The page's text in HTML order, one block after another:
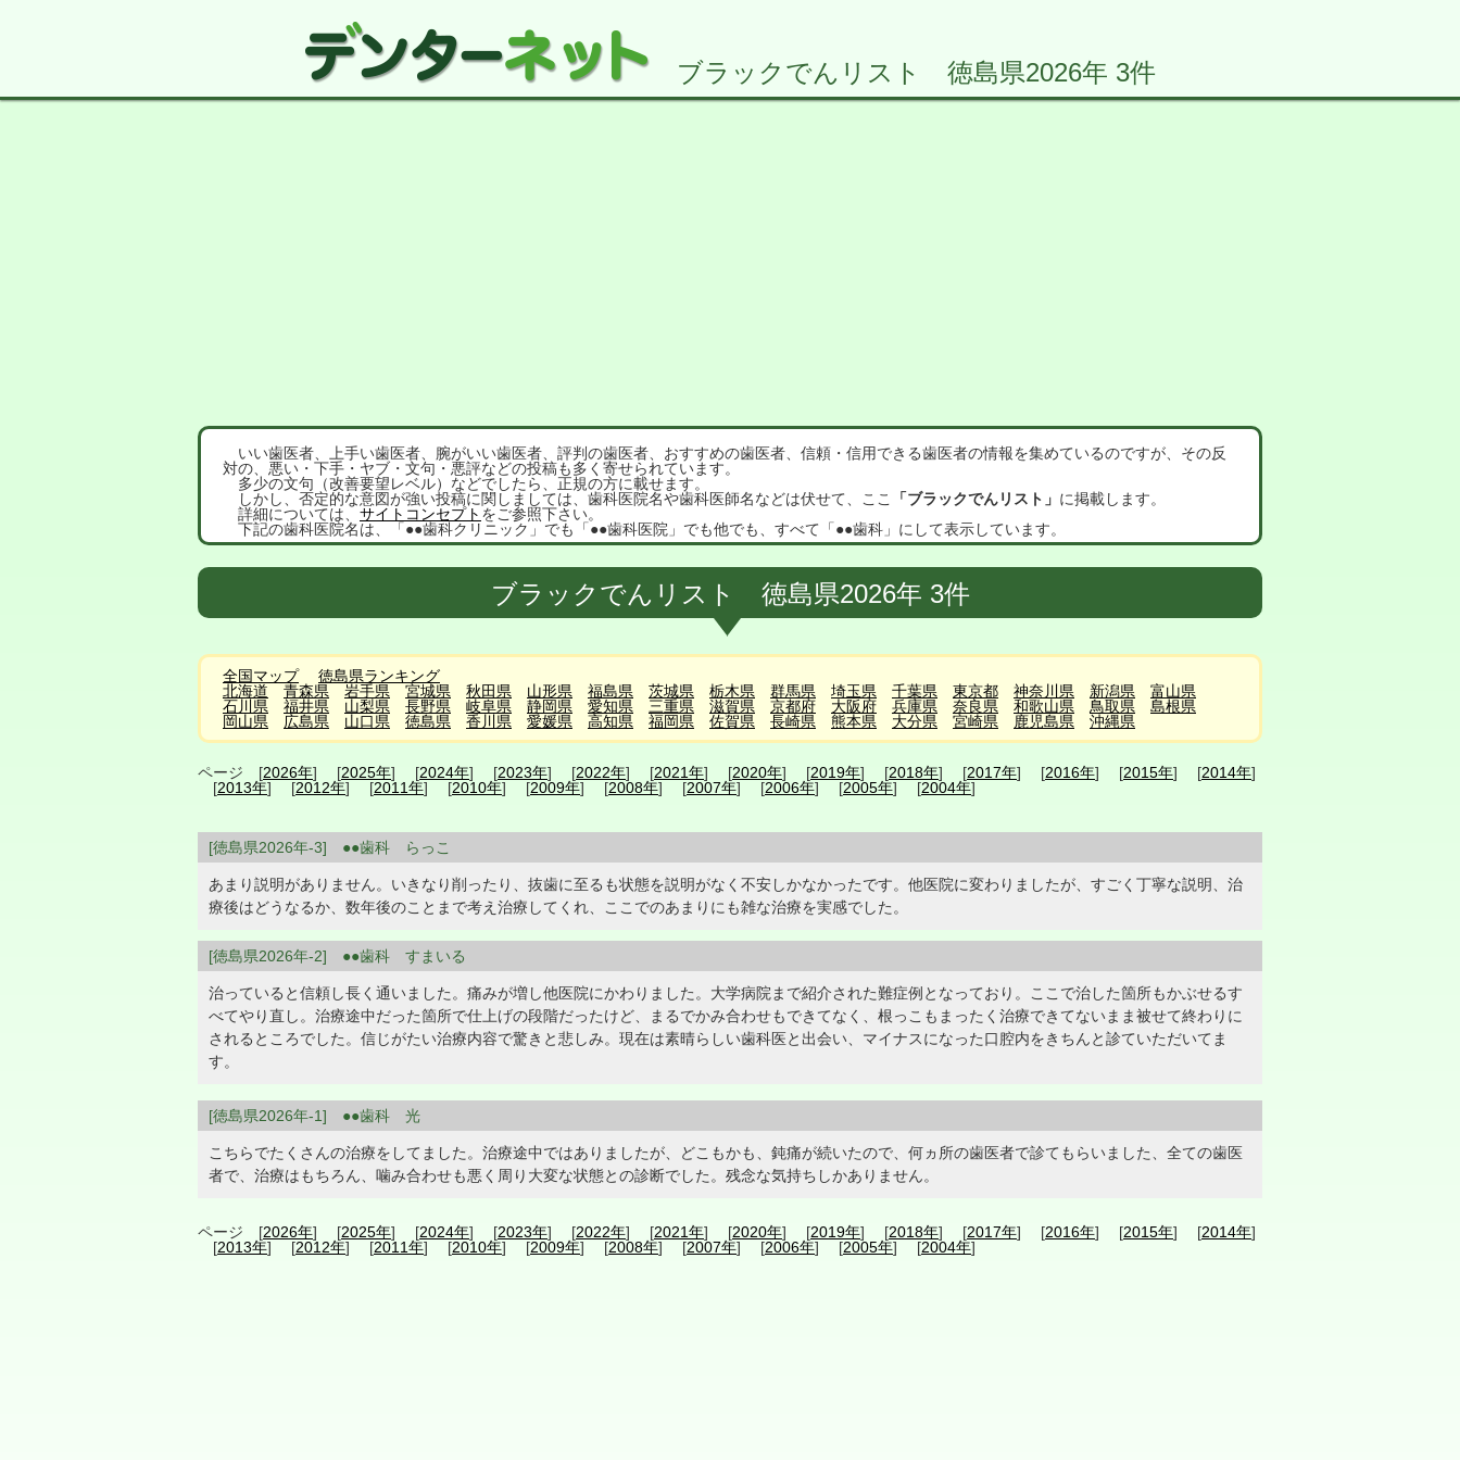
ブラックでんリスト 徳島県2026年 3件
いい歯医者、上手い歯医者、腕がいい歯医者、評判の歯医者、おすすめの歯医者、信頼・信用できる歯医者の情報を集めているのですが、その反
対の、悪い・下手・ヤブ・文句・悪評などの投稿も多く寄せられています。
多少の文句（改善要望レベル）などでしたら、正規の方に載せます。
しかし、否定的な意図が強い投稿に関しましては、歯科医院名や歯科医師名などは伏せて、ここ
「ブラックでんリスト」 に掲載します。
詳細については、 サイトコンセプト をご参照下さい。
下記の歯科医院名は、「●●歯科クリニック」でも「●●歯科医院」でも他でも、すべて「●●歯科」にして表示しています。
ブラックでんリスト 徳島県2026年 3件
全国マップ
徳島県ランキング
北海道
青森県 岩手県 宮城県 秋田県 山形県 福島県 茨城県 栃木県 群馬県 埼玉県 千葉県 東京都 神奈川県 新潟県
富山県
石川県
福井県 山梨県 長野県 岐阜県 静岡県 愛知県 三重県 滋賀県 京都府 大阪府 兵庫県 奈良県 和歌山県 鳥取県
島根県
岡山県
広島県 山口県 徳島県 香川県 愛媛県 高知県 福岡県 佐賀県 長崎県 熊本県 大分県 宮崎県 鹿児島県 沖縄県
ページ [2026年] [2025年] [2024年] [2023年] [2022年] [2021年] [2020年] [2019年] [2018年] [2017年] [2016年] [2015年] [2014年]
[2013年] [2012年] [2011年] [2010年] [2009年] [2008年] [2007年] [2006年] [2005年] [2004年]
[徳島県2026年-3] ●●歯科 らっこ
あまり説明がありません。いきなり削ったり、抜歯に至るも状態を説明がなく不安しかなかったです。他医院に変わりましたが、すごく丁寧な説明、治
療後はどうなるか、数年後のことまで考え治療してくれ、ここでのあまりにも雑な治療を実感でした。
[徳島県2026年-2] ●●歯科 すまいる
治っていると信頼し長く通いました。痛みが増し他医院にかわりました。大学病院まで紹介された難症例となっており。ここで治した箇所もかぶせるす
べてやり直し。治療途中だった箇所で仕上げの段階だったけど、まるでかみ合わせもできてなく、根っこもまったく治療できてないまま被せて終わりに
されるところでした。信じがたい治療内容で驚きと悲しみ。現在は素晴らしい歯科医と出会い、マイナスになった口腔内をきちんと診ていただいてま
す。
[徳島県2026年-1] ●●歯科 光
こちらでたくさんの治療をしてました。治療途中ではありましたが、どこもかも、鈍痛が続いたので、何ヵ所の歯医者で診てもらいました、全ての歯医
者で、治療はもちろん、噛み合わせも悪く周り大変な状態との診断でした。残念な気持ちしかありません。
ページ [2026年] [2025年] [2024年] [2023年] [2022年] [2021年] [2020年] [2019年] [2018年] [2017年] [2016年] [2015年] [2014年]
[2013年] [2012年] [2011年] [2010年] [2009年] [2008年] [2007年] [2006年] [2005年] [2004年]